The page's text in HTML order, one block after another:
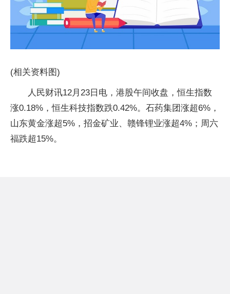
(相关资料图)
人民财讯12月23日电，港股午间收盘，恒生指数
涨0.18%，恒生科技指数跌0.42%。石药集团涨超6%，
山东黄金涨超5%，招金矿业、赣锋锂业涨超4%；周六
福跌超15%。